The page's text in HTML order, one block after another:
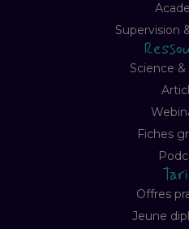
Supervision
Science
Fiches
Offres
Jeune